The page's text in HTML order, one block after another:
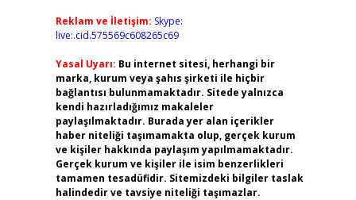
Reklam ve İletişim: Skype:
live:.cid.575569c608265c69
Yasal Uyarı: Bu internet sitesi, herhangi bir
marka, kurum veya şahıs şirketi ile hiçbir
bağlantısı bulunmamaktadır. Sitede yalnızca
kendi hazırladığımız makaleler
paylaşılmaktadır. Burada yer alan içerikler
haber niteliği taşımamakta olup, gerçek kurum
ve kişiler hakkında paylaşım yapılmamaktadır.
Gerçek kurum ve kişiler ile isim benzerlikleri
tamamen tesadüfidir. Sitemizdeki bilgiler taslak
halindedir ve tavsiye niteliği taşımazlar.